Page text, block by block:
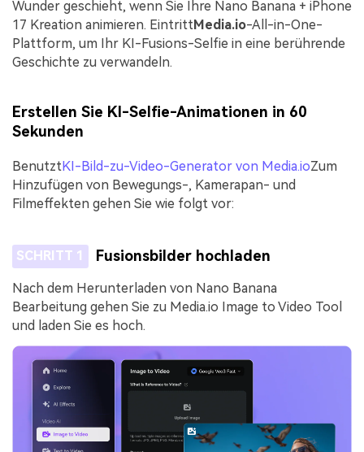
Wunder geschieht, wenn Sie Ihre Nano Banana + iPhone
17 Kreation animieren. EintrittMedia.io-All-in-One-
Plattform, um Ihr KI-Fusions-Selfie in eine berührende
Geschichte zu verwandeln.
Erstellen Sie KI-Selfie-Animationen in 60
Sekunden
BenutztKI-Bild-zu-Video-Generator von Media.ioZum
Hinzufügen von Bewegungs-, Kamerapan- und
Filmeffekten gehen Sie wie folgt vor:
SCHRITT 1 Fusionsbilder hochladen
Nach dem Herunterladen von Nano Banana
Bearbeitung gehen Sie zu Media.io Image to Video Tool
und laden Sie es hoch.